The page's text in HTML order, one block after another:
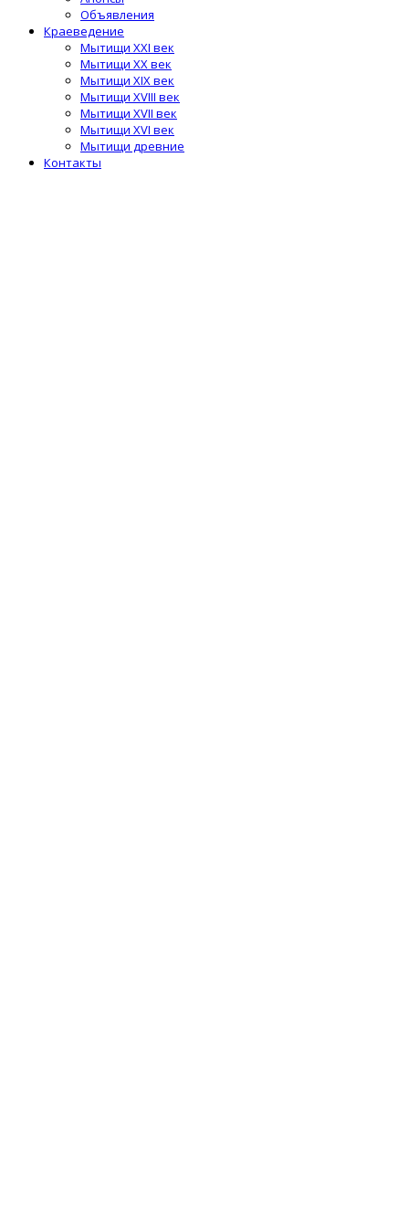
Объявления
Краеведение
Мытищи XXI век
Мытищи XX век
Мытищи XIX век
Мытищи XVIII век
Мытищи XVII век
Мытищи XVI век
Мытищи древние
Контакты